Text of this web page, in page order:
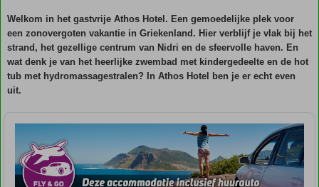
Welkom in het gastvrije Athos Hotel. Een gemoedelijke plek voor
een zonovergoten vakantie in Griekenland. Hier verblijf je vlak bij het
strand, het gezellige centrum van Nidri en de sfeervolle haven. En
wat denk je van het heerlijke zwembad met kindergedeelte en de hot
tub met hydromassagestralen? In Athos Hotel ben je er echt even
uit.